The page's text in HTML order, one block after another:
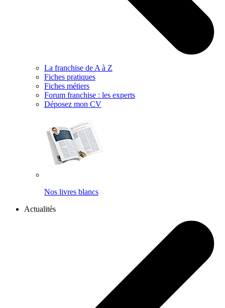
La franchise de A à Z
Fiches pratiques
Fiches métiers
Forum franchise : les experts
Déposez mon CV
Nos livres blancs
Actualités